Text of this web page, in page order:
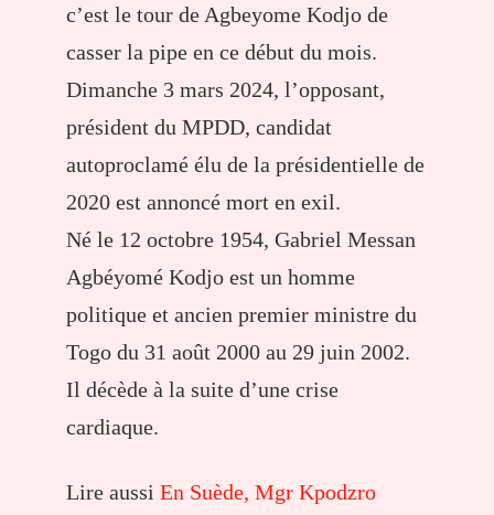
c’est le tour de Agbeyome Kodjo de
casser la pipe en ce début du mois.
Dimanche 3 mars 2024, l’opposant,
président du MPDD, candidat
autoproclamé élu de la présidentielle de
2020 est annoncé mort en exil.
Né le 12 octobre 1954, Gabriel Messan
Agbéyomé Kodjo est un homme
politique et ancien premier ministre du
Togo du 31 août 2000 au 29 juin 2002.
Il décède à la suite d’une crise
cardiaque.
Lire aussi En Suède, Mgr Kpodzro